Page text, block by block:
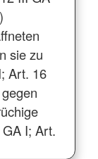
sie zu
Art. 16
I; Art.